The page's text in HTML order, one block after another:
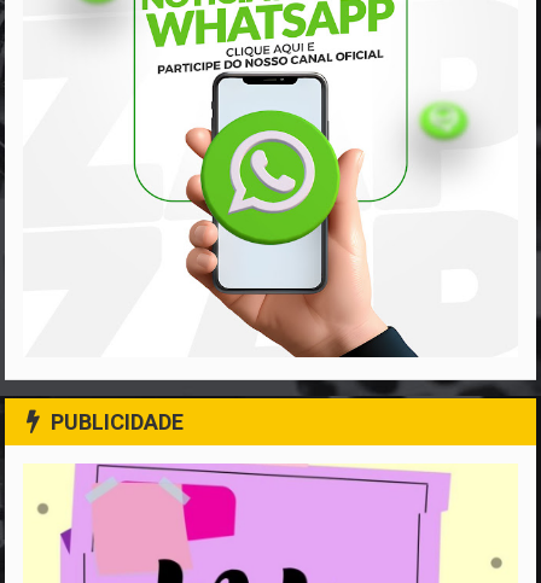
PUBLICIDADE